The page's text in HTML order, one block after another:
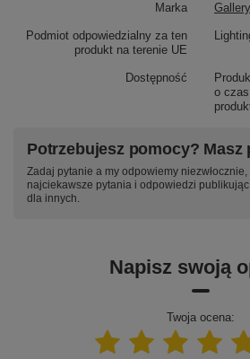
Marka
Podmiot odpowiedzialny za ten
produkt na terenie UE
Dostępność
o
Potrzebujesz pomocy? Masz
Zadaj pytanie a my odpowiemy niezwłocznie,
najciekawsze pytania i odpowiedzi publikując
dla innych.
Napisz swoją
Twoja ocena: